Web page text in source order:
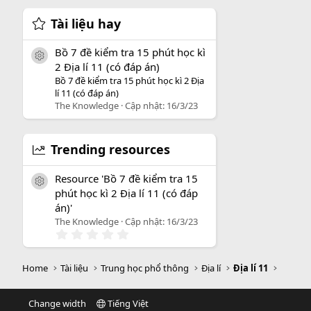
Tài liệu hay
icon tài liệu
Bồ 7 đề kiểm tra 15 phút học kì
2 Địa lí 11 (có đáp án)
Bồ 7 đề kiểm tra 15 phút học kì 2 Địa
lí 11 (có đáp án)
The Knowledge Cập nhật: 16/3/23
Trending resources
icon tài liệu
Resource 'Bồ 7 đề kiểm tra 15
phút học kì 2 Địa lí 11 (có đáp
án)'
The Knowledge Cập nhật: 16/3/23
.
0
s
a
Home Tài liệu Trung học phổ thông Địa lí Địa lí 11
Change width Tiếng Việt